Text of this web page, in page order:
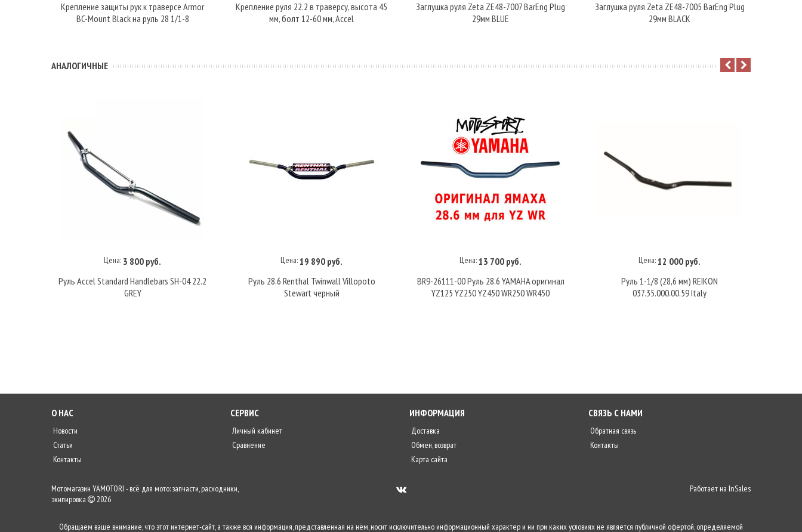
Крепление защиты рук к траверсе Armor
BC-Mount Black на руль 28 1/1-8
Крепление руля 22.2 в траверсу, высота 45
мм, болт 12-60 мм, Accel
Заглушка руля Zeta ZE48-7007 BarEng Plug
29мм BLUE
Заглушка руля Zeta ZE48-7005 BarEng Plug
29мм BLACK
АНАЛОГИЧНЫЕ
В корзину
Цена: 3 800 руб.
Руль Accel Standard Handlebars SH-04 22.2
GREY
Купить под заказ
Цена:19 890 руб.
Руль 28.6 Renthal Twinwall Villopoto
Stewart черный
Купить под заказ
Цена:13 700 руб.
BR9-26111-00 Руль 28.6 YAMAHA оригинал
YZ125 YZ250 YZ450 WR250 WR450
Купить под заказ
Цена:12 000 руб.
Руль 1-1/8 (28,6 мм) REIKON
037.35.000.00.59 Italy
О НАС
Новости
Статьи
Контакты
СЕРВИС
Личный кабинет
Сравнение
ИНФОРМАЦИЯ
Доставка
Обмен, возврат
Карта сайта
СВЯЗЬ С НАМИ
Обратная связь
Контакты
Мотомагазин YAMOTORI - всё для мото: запчасти, расходники,
экипировка
2026
Работает на InSales
Обращаем ваше внимание, что этот интернет-сайт, а также вся информация, представленная на нём, носит исключительно информационный характер и ни при каких условиях не является публичной офертой, определяемой